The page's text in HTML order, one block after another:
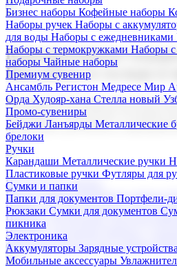
Бизнес наборы Кофейные наборы
Наборы ручек Наборы с
для воды Наборы с ежедневниками
Наборы с термокружками Наборы
наборы Чайные наборы
Премиум сувенир
Ансамбль Регистон Медресе Мир
Орда Худояр-хана Стелла новый
Промо-сувениры
Бейджи Ланъярды Металлические
брелоки
Ручки
Карандаши Металлические ручки
Пластиковые ручки Футляры для
Сумки и папки
Папки для документов Портфели-
Рюкзаки Сумки для документов
пикника
Электроника
Аккумуляторы Зарядные устройства
Мобильные аксессуары
Корпоративные
Поставка со склада и
Мы предлагаем широкий выбор
сувениров с логотипом. В нашем
продукцию для бизнеса,
Подарочные наборы
Бизнес наборыКофейные наборы
Наборы из кожиНаборы ручек
Наборы с бутылками для воды
Наборы с кружками
флешкамиНовогодние наборы